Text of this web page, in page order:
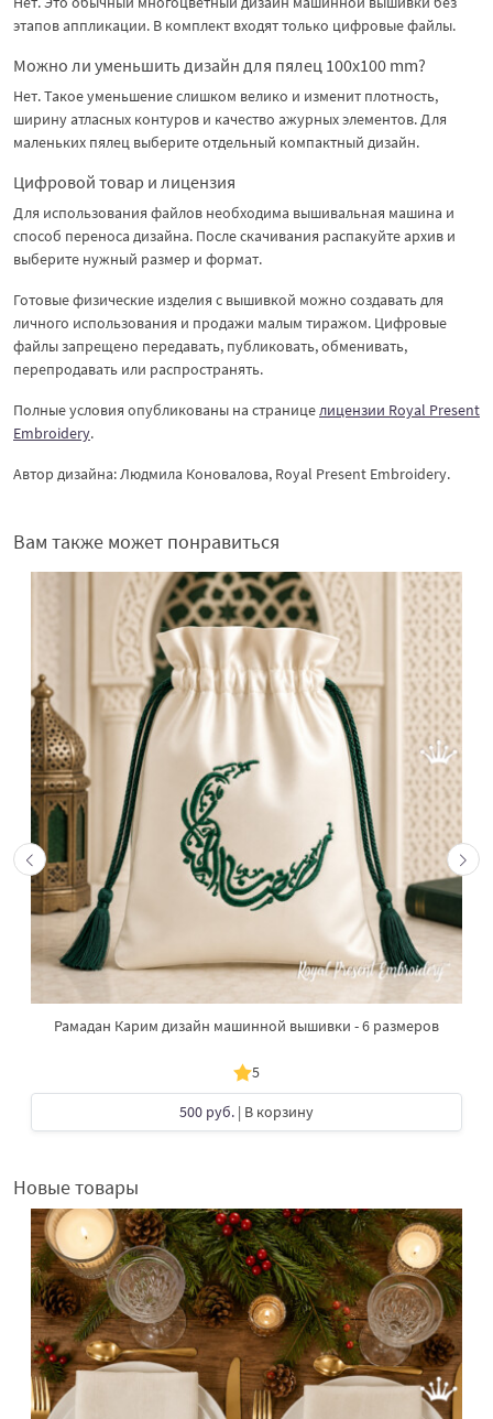
этапов аппликации. В комплект входят только цифровые файлы.
Можно ли уменьшить дизайн для пялец 100x100 mm?
Нет. Такое уменьшение слишком велико и изменит плотность,
ширину атласных контуров и качество ажурных элементов. Для
маленьких пялец выберите отдельный компактный дизайн.
Цифровой товар и лицензия
Для использования файлов необходима вышивальная машина и
способ переноса дизайна. После скачивания распакуйте архив и
выберите нужный размер и формат.
Готовые физические изделия с вышивкой можно создавать для
личного использования и продажи малым тиражом. Цифровые
файлы запрещено передавать, публиковать, обменивать,
перепродавать или распространять.
Полные условия опубликованы на странице лицензии Royal Present
Embroidery.
Автор дизайна: Людмила Коновалова, Royal Present Embroidery.
Вам также может понравиться
Рамадан Карим дизайн машинной вышивки - 6 размеров
5
500 руб. | В корзину
Новые товары